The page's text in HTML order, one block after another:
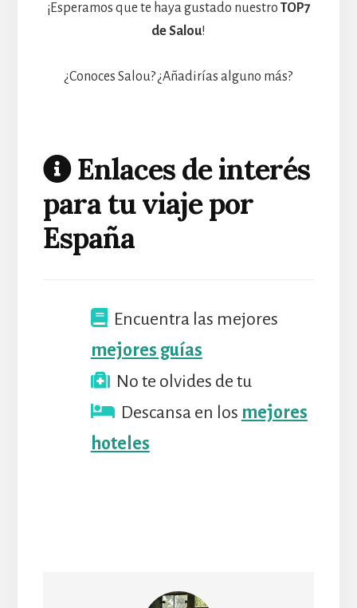
¡Esperamos que te haya gustado nuestro TOP7
de Salou!
¿Conoces Salou? ¿Añadirías alguno más?
Enlaces de interés
para tu viaje por
España
Encuentra las mejores
mejores guías
No te olvides de tu
Descansa en los mejores
hoteles